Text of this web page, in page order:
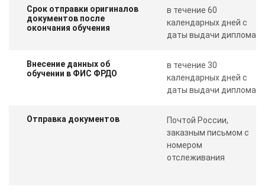
Срок отправки оригиналов
документов после
окончания обучения
в течение 60
календарных дней с
даты выдачи диплома
Внесение данных об
обучении в ФИС ФРДО
в течение 30
календарных дней с
даты выдачи диплома
Отправка документов
Почтой России,
заказным письмом с
номером
отслеживания